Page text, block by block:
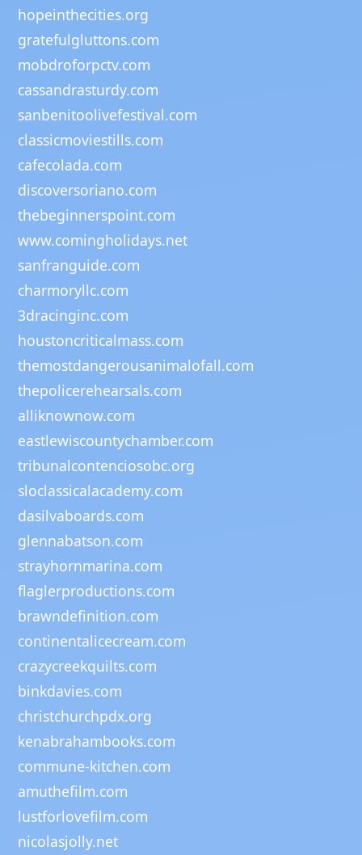
hopeinthecities.org
gratefulgluttons.com
mobdroforpctv.com
cassandrasturdy.com
sanbenitoolivefestival.com
classicmoviestills.com
cafecolada.com
discoversoriano.com
thebeginnerspoint.com
www.comingholidays.net
sanfranguide.com
charmoryllc.com
3dracinginc.com
houstoncriticalmass.com
themostdangerousanimalofall.com
thepolicerehearsals.com
alliknownow.com
eastlewiscountychamber.com
tribunalcontenciosobc.org
sloclassicalacademy.com
dasilvaboards.com
glennabatson.com
strayhornmarina.com
flaglerproductions.com
brawndefinition.com
continentalicecream.com
crazycreekquilts.com
binkdavies.com
christchurchpdx.org
kenabrahambooks.com
commune-kitchen.com
amuthefilm.com
lustforlovefilm.com
nicolasjolly.net